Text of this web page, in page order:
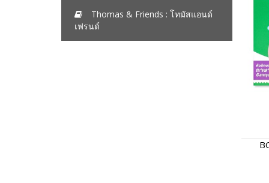
Thomas & Friends : โทมัสแอนด์
เฟรนด์